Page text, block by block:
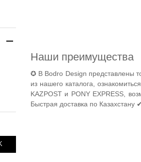
Наши преимущества
✪ В Bodro Design представлены
из нашего каталога,
KAZPOST и PONY EXPRESS,
Быстрая доставка по